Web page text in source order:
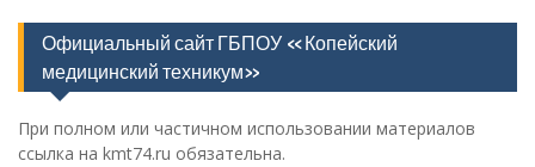
Официальный сайт ГБПОУ «Копейский
медицинский техникум»
При полном или частичном использовании материалов
ссылка на kmt74.ru обязательна.